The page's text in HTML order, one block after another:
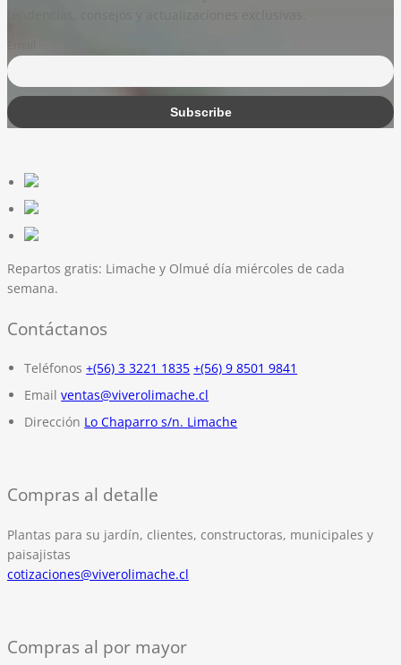
Repartos gratis: Limache y Olmué día miércoles de cada
semana.
Contáctanos
Teléfonos +(56) 3 3221 1835 +(56) 9 8501 9841
Email ventas@viverolimache.cl
Dirección Lo Chaparro s/n. Limache
Compras al detalle
Plantas para su jardín, clientes, constructoras, municipales y
paisajistas
cotizaciones@viverolimache.cl
Compras al por mayor